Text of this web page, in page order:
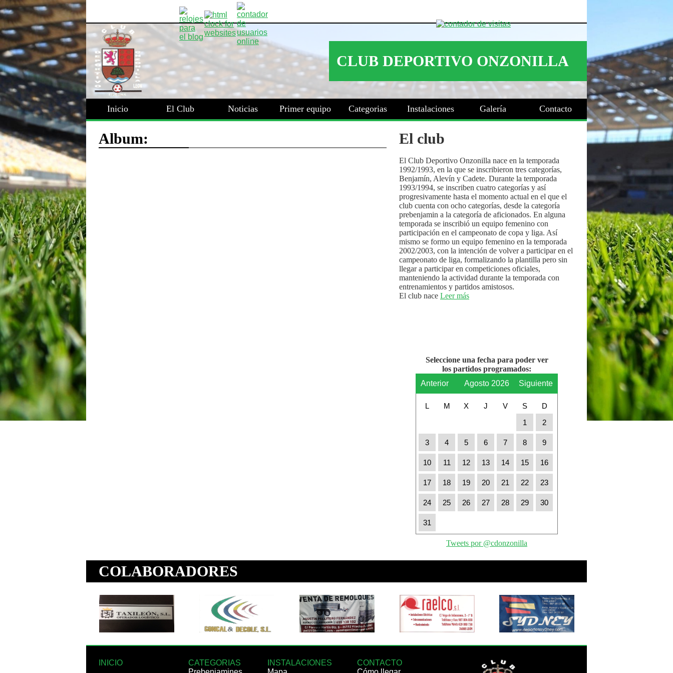
Inicio El Club Noticias Primer equipo Categorias Instalaciones Galería Contacto
El club
El Club Deportivo Onzonilla nace en la temporada
1992/1993, en la que se inscribieron tres categorías,
Benjamín, Alevín y Cadete. Durante la temporada
1993/1994, se inscriben cuatro categorías y así
progresivamente hasta el momento actual en el que el
club cuenta con ocho categorías, desde la categoría
prebenjamin a la categoría de aficionados. En alguna
temporada se inscribió un equipo femenino con
participación en el campeonato de copa y liga. Así
mismo se formo un equipo femenino en la temporada
2002/2003, con la intención de volver a participar en el
campeonato de liga, formalizando la plantilla pero sin
llegar a participar en competiciones oficiales,
manteniendo la actividad durante la temporada con
entrenamientos y partidos amistosos.
El club nace Leer más
Seleccione una fecha para poder ver
los partidos programados:
Anterior
Agosto 2026 Siguiente
L M X J V S
D
1
2
3 4 5 6 7 8 9
10 11 12 13 14 15 16
17 18 19 20 21 22 23
24 25 26 27 28 29 30
31
Tweets por @cdonzonilla
INICIO
CATEGORIAS
INSTALACIONES
CONTACTO